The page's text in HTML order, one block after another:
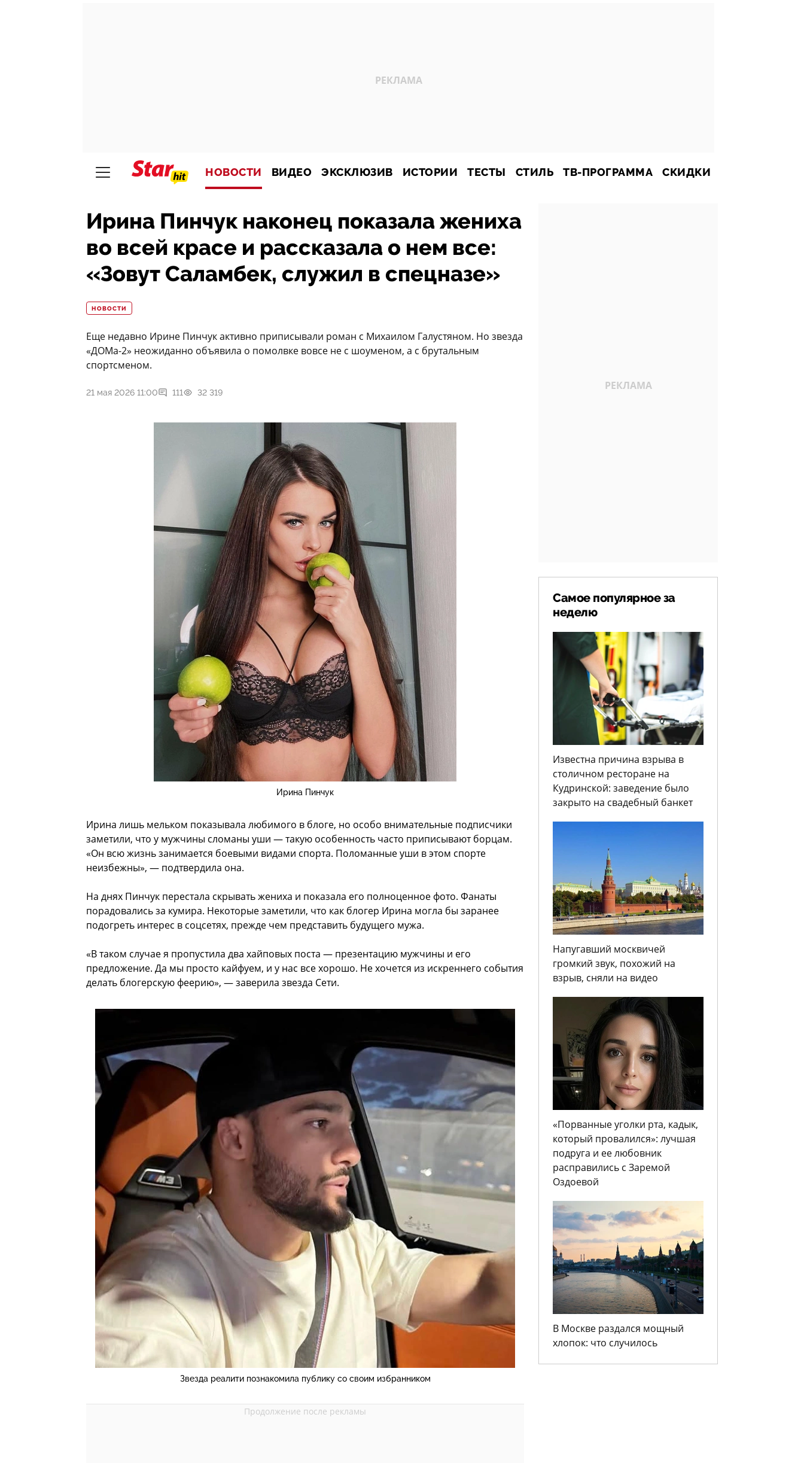
НОВОСТИ ВИДЕО ЭКСКЛЮЗИВ ИСТОРИИ ТЕСТЫ СТИЛЬ ТВ-ПРОГРАММА СКИДКИ
Ирина Пинчук наконец показала жениха
во всей красе и рассказала о нем все:
«Зовут Саламбек, служил в спецназе»
НОВОСТИ
Еще недавно Ирине Пинчук активно приписывали роман с Михаилом Галустяном. Но звезда
«ДОМа-2» неожиданно объявила о помолвке вовсе не с шоуменом, а с брутальным
спортсменом.
21 мая 2026 11:00 111 32 319
Ирина Пинчук
Ирина лишь мельком показывала любимого в блоге, но особо внимательные подписчики
заметили, что у мужчины сломаны уши — такую особенность часто приписывают борцам.
«Он всю жизнь занимается боевыми видами спорта. Поломанные уши в этом спорте
неизбежны», — подтвердила она.
На днях Пинчук перестала скрывать жениха и показала его полноценное фото. Фанаты
порадовались за кумира. Некоторые заметили, что как блогер Ирина могла бы заранее
подогреть интерес в соцсетях, прежде чем представить будущего мужа.
«В таком случае я пропустила два хайповых поста — презентацию мужчины и его
предложение. Да мы просто кайфуем, и у нас все хорошо. Не хочется из искреннего события
делать блогерскую феерию», — заверила звезда Сети.
Звезда реалити познакомила публику со своим избранником
Самое популярное за
неделю
Известна причина взрыва в
столичном ресторане на
Кудринской: заведение было
закрыто на свадебный банкет
Напугавший москвичей
громкий звук, похожий на
взрыв, сняли на видео
«Порванные уголки рта, кадык,
который провалился»: лучшая
подруга и ее любовник
расправились с Заремой
Оздоевой
В Москве раздался мощный
хлопок: что случилось